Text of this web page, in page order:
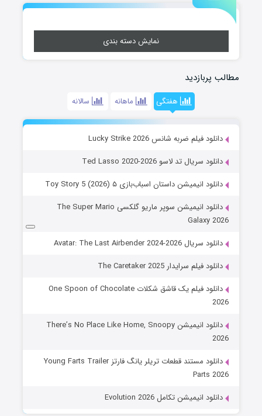
نمایش دسته بندی
مطالب پربازدید
هفتگی ماهانه سالانه
دانلود فیلم ضربه شانس Lucky Strike 2026
دانلود سریال تد لاسو Ted Lasso 2020-2026
دانلود انیمیشن داستان اسباب‌بازی ۵ Toy Story 5 (2026)
دانلود انیمیشن سوپر ماریو گلکسی The Super Mario
Galaxy 2026
دانلود سریال Avatar: The Last Airbender 2024-2026
دانلود فیلم سرایدار The Caretaker 2025
دانلود فیلم یک قاشق شکلات One Spoon of Chocolate
2026
دانلود انیمیشن There’s No Place Like Home, Snoopy
2026
دانلود مستند قطعات تریلر یانگ فارتز Young Farts Trailer
Parts 2026
دانلود انیمیشن تکامل Evolution 2026